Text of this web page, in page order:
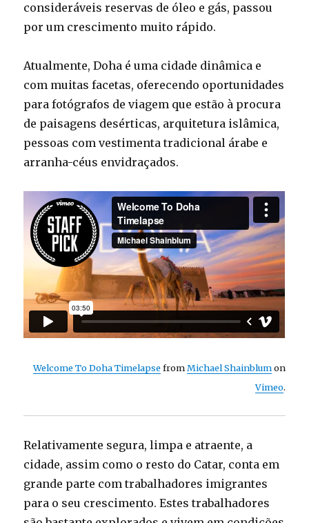
consideráveis reservas de óleo e gás, passou
por um crescimento muito rápido.
Atualmente, Doha é uma cidade dinâmica e
com muitas facetas, oferecendo oportunidades
para fotógrafos de viagem que estão à procura
de paisagens desérticas, arquitetura islâmica,
pessoas com vestimenta tradicional árabe e
arranha-céus envidraçados.
Welcome To Doha TimelapsefromMichael Shainblumon
Vimeo.
Relativamente segura, limpa e atraente, a
cidade, assim como o resto do Catar, conta em
grande parte com trabalhadores imigrantes
para o seu crescimento. Estes trabalhadores